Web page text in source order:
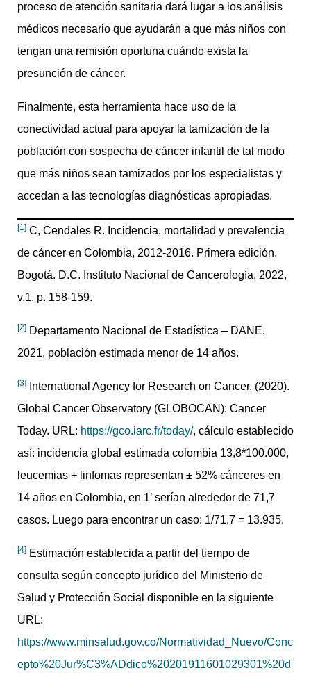
proceso de atención sanitaria dará lugar a los análisis
médicos necesario que ayudarán a que más niños con
tengan una remisión oportuna cuándo exista la
presunción de cáncer.
Finalmente, esta herramienta hace uso de la
conectividad actual para apoyar la tamización de la
población con sospecha de cáncer infantil de tal modo
que más niños sean tamizados por los especialistas y
accedan a las tecnologías diagnósticas apropiadas.
[1] C, Cendales R. Incidencia, mortalidad y prevalencia
de cáncer en Colombia, 2012-2016. Primera edición.
Bogotá. D.C. Instituto Nacional de Cancerología, 2022,
v.1. p. 158-159.
[2] Departamento Nacional de Estadística – DANE,
2021, población estimada menor de 14 años.
[3]
International Agency for Research on Cancer. (2020).
Global Cancer Observatory (GLOBOCAN): Cancer
Today. URL: https://gco.iarc.fr/today/, cálculo establecido
así: incidencia global estimada colombia 13,8*100.000,
leucemias + linfomas representan ± 52% cánceres en
14 años en Colombia, en 1’ serían alrededor de 71,7
casos. Luego para encontrar un caso: 1/71,7 = 13.935.
[4] Estimación establecida a partir del tiempo de
consulta según concepto jurídico del Ministerio de
Salud y Protección Social disponible en la siguiente
URL:
https://www.minsalud.gov.co/Normatividad_Nuevo/Conc
epto%20Jur%C3%ADdico%20201911601029301%20d